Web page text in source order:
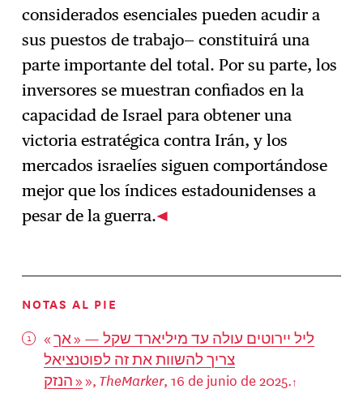
considerados esenciales pueden acudir a
sus puestos de trabajo— constituirá una
parte importante del total. Por su parte, los
inversores se muestran confiados en la
capacidad de Israel para obtener una
victoria estratégica contra Irán, y los
mercados israelíes siguen comportándose
mejor que los índices estadounidenses a
pesar de la guerra.
NOTAS AL PIE
«ליל יירוטים עולה עד מיליארד שקל — « אך
צריך להשוות את זה לפוטנציאל
הנזק »», TheMarker, 16 de junio de 2025.